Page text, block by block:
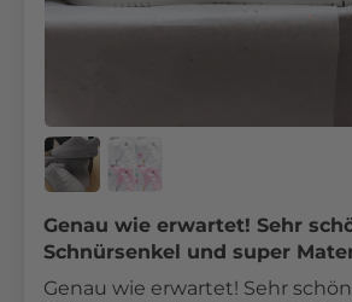
Genau wie erwartet! Sehr
Schnürsenkel und super
Genau wie erwartet! Sehr